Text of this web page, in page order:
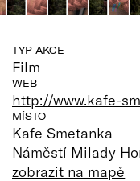
TYP AKCE
Film
WEB
http://www.kafe-
MÍSTO
Kafe Smetanka
Náměstí Milady
zobrazit na mapě